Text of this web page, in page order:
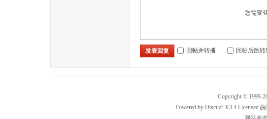
您需要
发表回复 回帖并转播 回帖后跳
Copyright © 1999-
Powered by Discuz! X3.4 Licensed 皖